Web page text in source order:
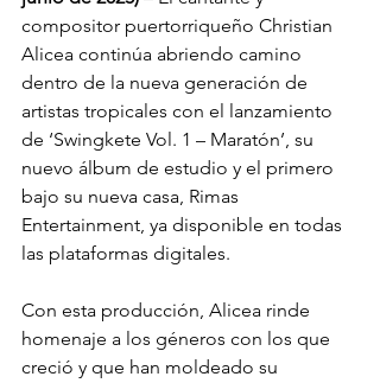
compositor puertorriqueño Christian
Alicea continúa abriendo camino
dentro de la nueva generación de
artistas tropicales con el lanzamiento
de ‘Swingkete Vol. 1 – Maratón’, su
nuevo álbum de estudio y el primero
bajo su nueva casa, Rimas
Entertainment, ya disponible en todas
las plataformas digitales.
Con esta producción, Alicea rinde
homenaje a los géneros con los que
creció y que han moldeado su